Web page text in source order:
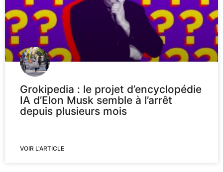
Grokipedia : le projet d’encyclopédie
IA d’Elon Musk semble à l’arrêt
depuis plusieurs mois
VOIR L'ARTICLE